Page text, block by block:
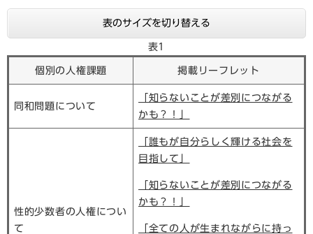
表のサイズを切り替える
表1
個別の人権課題 掲載リーフレット
同和問題について
「知らないことが差別につながる
かも？！」
性的少数者の人権につい
て
「誰もが自分らしく輝ける社会を
目指して」​
「知らないことが差別につながる
かも？！」
「全ての人が生まれながらに持っ